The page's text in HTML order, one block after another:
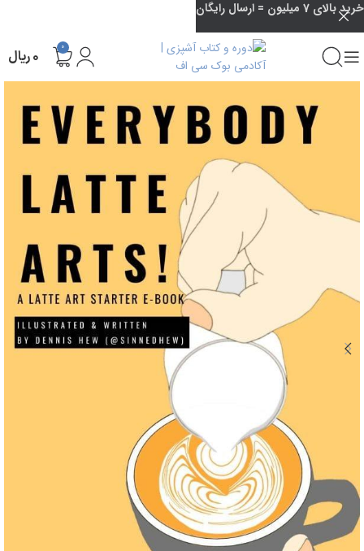
0 ۰ریال
خرید بالای 7 میلیون = ارسال رایگان